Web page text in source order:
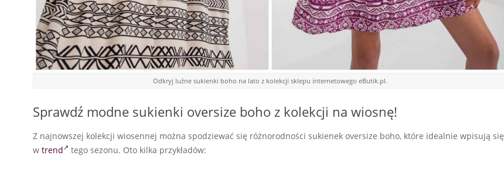
Odkryj luźne sukienki boho na lato z kolekcji sklepu internetowego eButik.pl.
Sprawdź modne sukienki oversize boho z kolekcji na wiosnę!
Z najnowszej kolekcji wiosennej można spodziewać się różnorodności sukienek oversize boho, które idealnie wpisują się
w trend tego sezonu. Oto kilka przykładów: